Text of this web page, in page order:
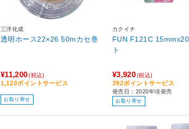
三洋化成
透明ホース22×26 50mカセ巻
¥11,200(税込)
1,120ポイントサービス
お取り寄せ
カクイチ
FUN F121C
ト
¥3,920(税込)
392ポイントサービス
発売日：2020年頃発売
お取り寄せ